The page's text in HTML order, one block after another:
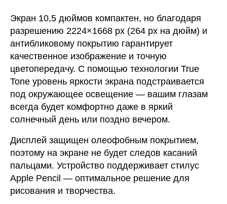
Экран 10,5 дюймов компактен, но благодаря
разрешению 2224×1668 px (264 px на дюйм) и
антибликовому покрытию гарантирует
качественное изображение и точную
цветопередачу. С помощью технологии True
Tone уровень яркости экрана подстраивается
под окружающее освещение — вашим глазам
всегда будет комфортно даже в яркий
солнечный день или поздно вечером.
Дисплей защищен олеофобным покрытием,
поэтому на экране не будет следов касаний
пальцами. Устройство поддерживает стилус
Apple Pencil — оптимальное решение для
рисования и творчества.